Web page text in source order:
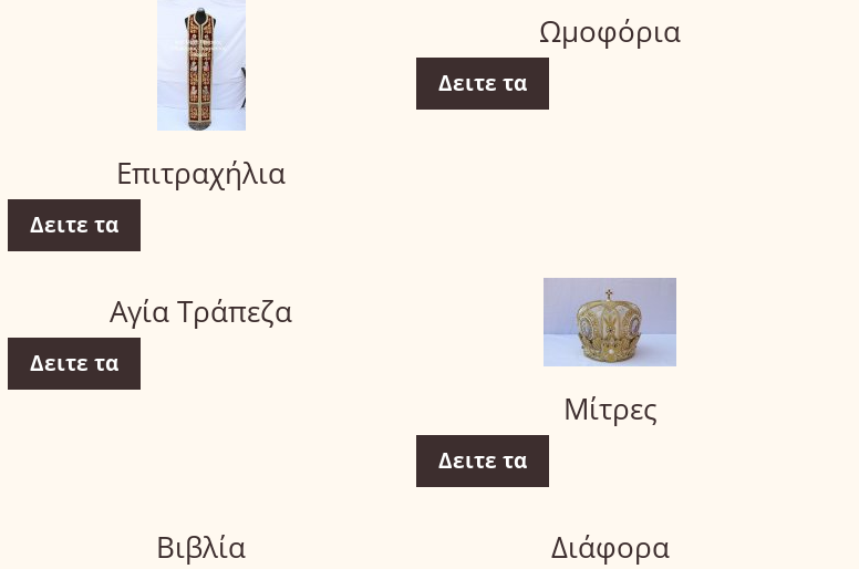
Επιτραχήλια
Δειτε τα
Ωμοφόρια
Δειτε τα
Αγία Τράπεζα
Δειτε τα
Μίτρες
Δειτε τα
Βιβλία Διάφορα